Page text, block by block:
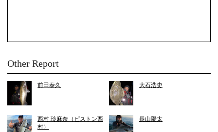
Other Report
前田泰久 大石浩史
西村 玲麻奈（ピストン西
村）
長山陽太